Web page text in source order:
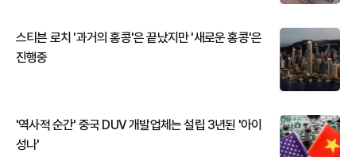
스티븐 로치 '과거의 홍콩'은 끝났지만 '새로운 홍콩'은
진행중
'역사적 순간' 중국 DUV 개발업체는 설립 3년된 '아이
성나'